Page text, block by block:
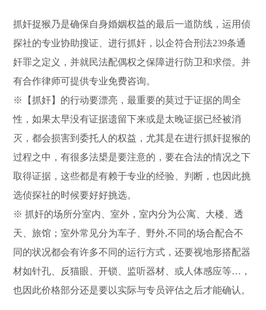
抓奸捉猴乃是确保自身婚姻权益的最后一道防线，运用侦
探社的专业协助搜证、进行抓奸，以企符合刑法239条通
奸罪之定义，并就民法配偶权之保障进行防卫和求偿。并
有合作律师可提供专业免费咨询。
※【抓奸】的行动要漂亮，最重要的莫过于证据的周全
性，如果太早没有证据遗留下来或是太晚证据已经被消
灭，都会损害到委托人的权益，尤其是在进行抓奸捉猴的
过程之中，有很多法槼是要注意的，要在合法的情况之下
取得证据，这些都是有赖于专业的经验、判断，也因此挑
选侦探社的时候要好好挑选。
※ 抓奸的场所分室内、室外，室内分为公寓、大楼、透
天、旅馆；室外常见分为车子、野外,不同的场合配合不
同的状况都会有许多不同的运行方式，还要视地形搭配器
材如针孔、反猫眼、开锁、监听器材、或人体感应等…，
也因此价格部分还是要以实际与专员评估之后才能确认。